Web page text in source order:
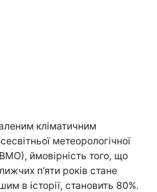
кліматичним
метеорологічної
ймовірність того, що
п’яти років стане
в історії, становить 80%.